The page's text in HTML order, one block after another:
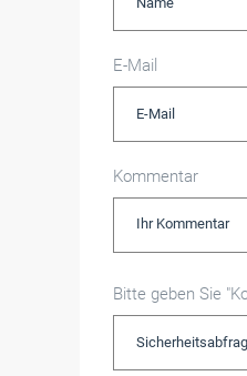
E-Mail
Kommentar
Bitte geben Sie